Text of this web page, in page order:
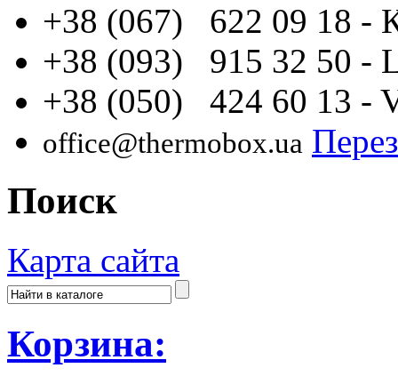
+38 (067) 622 09 18 -
+38 (093) 915 32 50 -
+38 (050) 424 60 13 -
office@thermobox.ua
Поиск
Карта сайта
Корзина: